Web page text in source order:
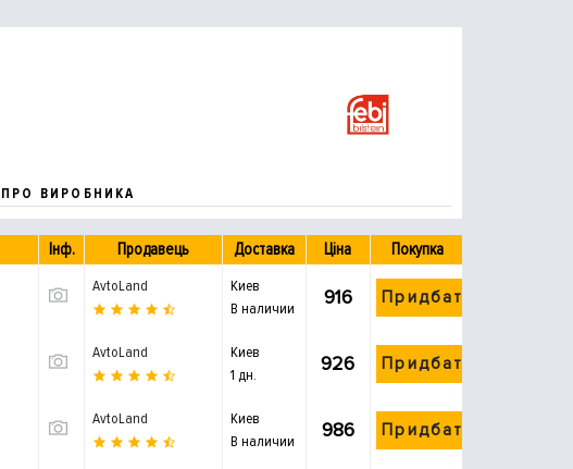
ПРО ВИРОБНИКА
Інф. Продавець Доставка Ціна Покупка
AvtoLand
Киев
В наличии
916 Придбати
AvtoLand
Киев
1 дн.
926 Придбати
AvtoLand
Киев
В наличии
986 Придбати